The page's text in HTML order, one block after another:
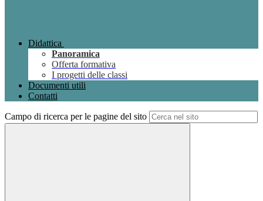
Didattica
Panoramica
Offerta formativa
I progetti delle classi
Documenti utili
Contatti
Campo di ricerca per le pagine del sito